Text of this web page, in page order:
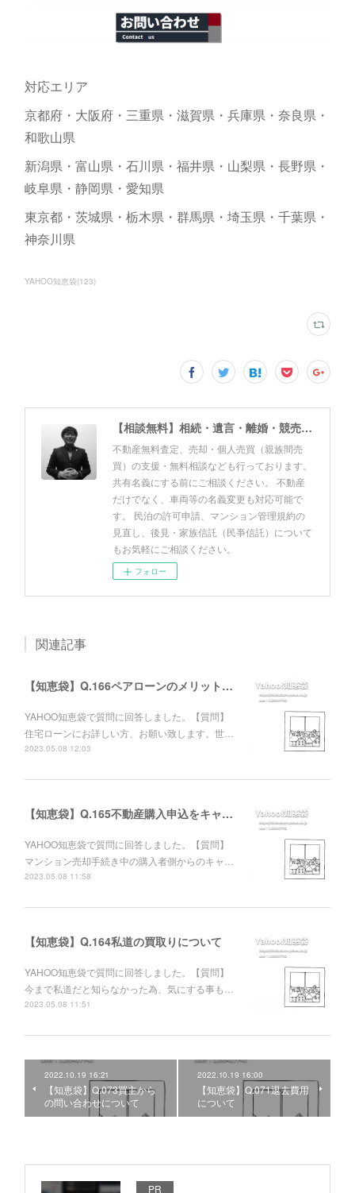
対応エリア
京都府・大阪府・三重県・滋賀県・兵庫県・奈良県・
和歌山県
新潟県・富山県・石川県・福井県・山梨県・長野県・
岐阜県・静岡県・愛知県
東京都・茨城県・栃木県・群馬県・埼玉県・千葉県・
神奈川県
YAHOO知恵袋(123)
【相談無料】相続・遺言・離婚・競売・風営法・民泊申請・個人売買 佐野友美行政書士事務所（静岡県富士市）
不動産無料査定、売却・個人売買（親族間売
買）の支援・無料相談なども行っております。
共有名義にする前にご相談ください。 不動産
だけでなく、車両等の名義変更も対応可能で
す。 民泊の許可申請、マンション管理規約の
見直し、後見・家族信託（民亊信託）について
もお気軽にご相談ください。
フォロー
関連記事
【知恵袋】Q.166ペアローンのメリットについて
YAHOO知恵袋で質問に回答しました。【質問】
住宅ローンにお詳しい方、お願い致します。世…
2023.05.08 12:03
【知恵袋】Q.165不動産購入申込をキャンセルした相手方への責任追及について
YAHOO知恵袋で質問に回答しました。【質問】
マンション売却手続き中の購入者側からのキャ…
2023.05.08 11:58
【知恵袋】Q.164私道の買取りについて
YAHOO知恵袋で質問に回答しました。【質問】
今まで私道だと知らなかった為、気にする事も…
2023.05.08 11:51
2022.10.19 16:21
【知恵袋】Q.073買主から
の問い合わせについて
2022.10.19 16:00
【知恵袋】Q.071退去費用
について
PR